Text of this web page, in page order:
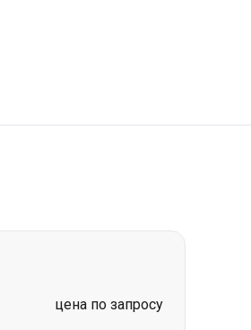
цена по запросу